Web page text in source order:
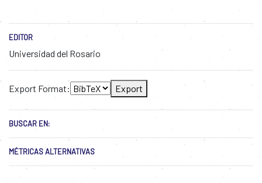
EDITOR
Universidad del Rosario
Export Format: Export
BUSCAR EN:
MÉTRICAS ALTERNATIVAS